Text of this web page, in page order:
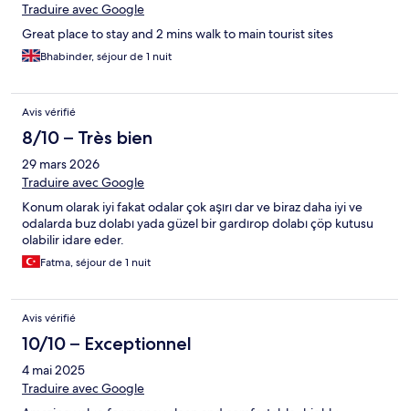
Traduire avec Google
Great place to stay and 2 mins walk to main tourist sites
Bhabinder, séjour de 1 nuit
Avis vérifié
8/10 – Très bien
29 mars 2026
Traduire avec Google
Konum olarak iyi fakat odalar çok aşırı dar ve biraz daha iyi ve
odalarda buz dolabı yada güzel bir gardırop dolabı çöp kutusu
olabilir idare eder.
Fatma, séjour de 1 nuit
Avis vérifié
10/10 – Exceptionnel
4 mai 2025
Traduire avec Google